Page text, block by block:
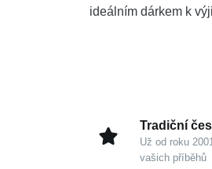
ideálním dárkem k
Tradiční
Už od roku
vašich příběhů